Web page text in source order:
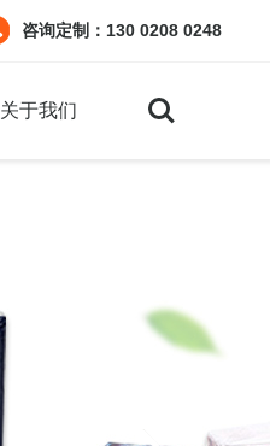
咨询定制：130 0208 0248
关于我们
Search